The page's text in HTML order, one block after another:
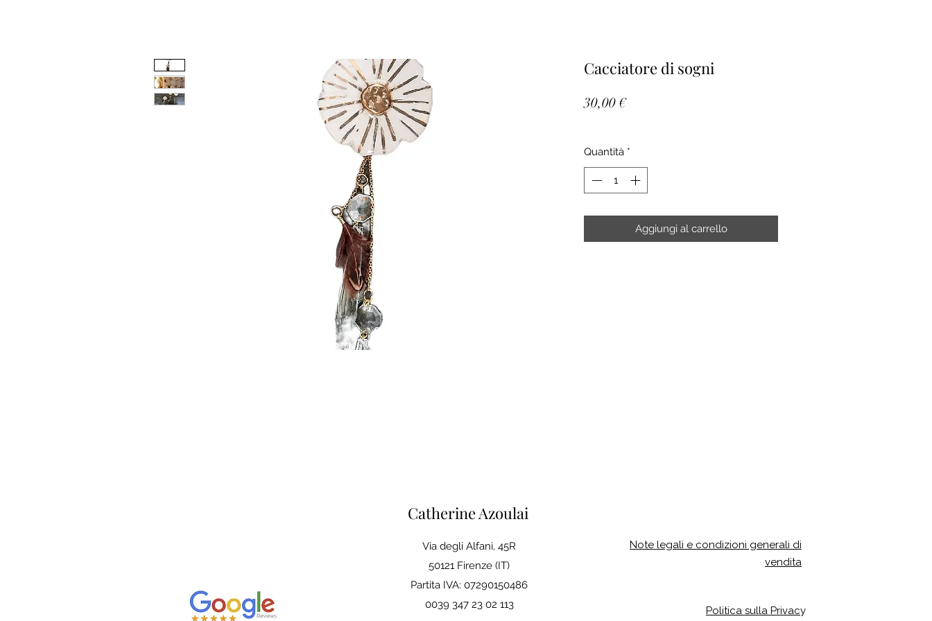
Cacciatore di sogni
30,00 €Prezzo
Quantità *
Aggiungi al carrello
Catherine Azoulai
Via degli Alfani, 45R
50121 Firenze (IT)
Partita IVA: 07290150486
0039 347 23 02 113
Note legali e condizioni generali di
vendita
Politica sulla Privacy